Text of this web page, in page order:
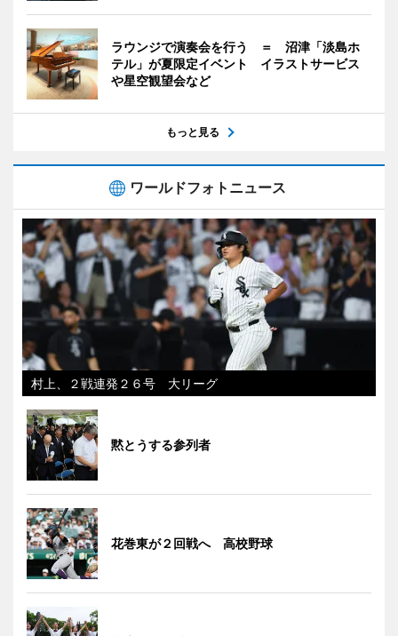
ラウンジで演奏会を行う ＝ 沼津「淡島ホ
テル」が夏限定イベント イラストサービス
や星空観望会など
もっと見る
ワールドフォトニュース
村上、２戦連発２６号 大リーグ
黙とうする参列者
花巻東が２回戦へ 高校野球